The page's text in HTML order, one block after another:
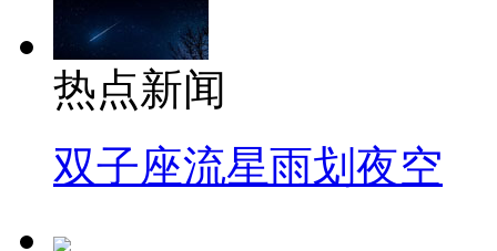
热点新闻
双子座流星雨划夜空